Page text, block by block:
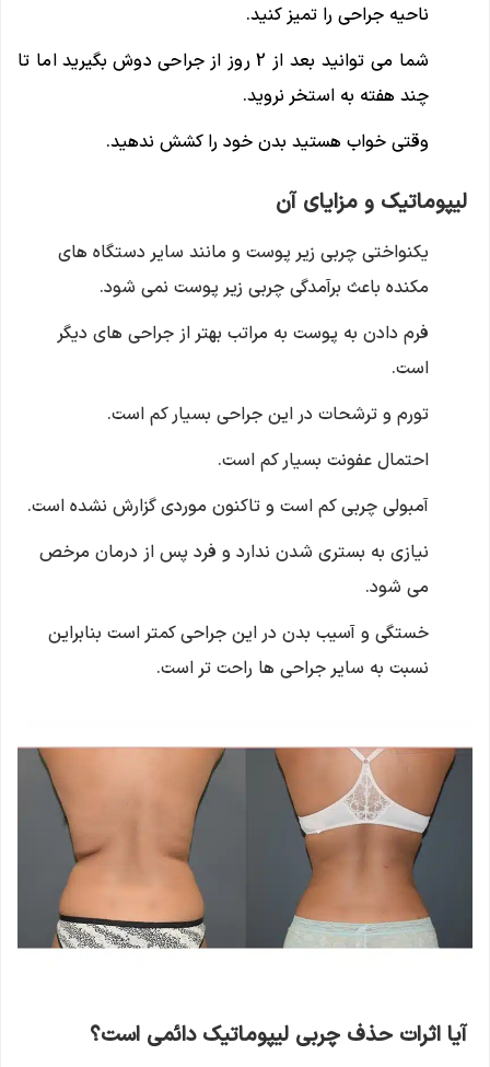
ناحیه جراحی را تمیز کنید.
شما می توانید بعد از 2 روز از جراحی دوش بگیرید اما تا
چند هفته به استخر نروید.
وقتی خواب هستید بدن خود را کشش ندهید.
لیپوماتیک و مزایای آن
یکنواختی چربی زیر پوست و مانند سایر دستگاه های
مکنده باعث برآمدگی چربی زیر پوست نمی شود.
فرم دادن به پوست به مراتب بهتر از جراحی های دیگر
است.
تورم و ترشحات در این جراحی بسیار کم است.
احتمال عفونت بسیار کم است.
آمبولی چربی کم است و تاکنون موردی گزارش نشده است.
نیازی به بستری شدن ندارد و فرد پس از درمان مرخص
می شود.
خستگی و آسیب بدن در این جراحی کمتر است بنابراین
نسبت به سایر جراحی ها راحت تر است.
آیا اثرات حذف چربی لیپوماتیک دائمی است؟